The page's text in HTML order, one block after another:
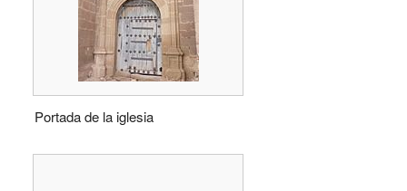
Portada de la iglesia